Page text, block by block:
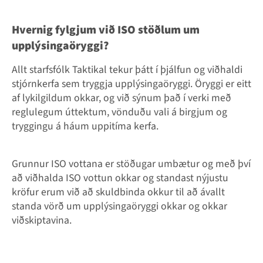
Hvernig fylgjum við ISO stöðlum um
upplýsingaöryggi?
Allt starfsfólk Taktikal tekur þátt í þjálfun og viðhaldi
stjórnkerfa sem tryggja upplýsingaöryggi. Öryggi er eitt
af lykilgildum okkar, og við sýnum það í verki með
reglulegum úttektum, vönduðu vali á birgjum og
tryggingu á háum uppitíma kerfa.
Grunnur ISO vottana er stöðugar umbætur og með því
að viðhalda ISO vottun okkar og standast nýjustu
kröfur erum við að skuldbinda okkur til að ávallt
standa vörð um upplýsingaöryggi okkar og okkar
viðskiptavina.